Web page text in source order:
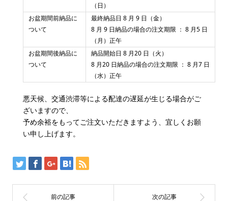
（日）
お盆期間前納品に
ついて
最終納品日 8 月 9 日（金）
8 月 9 日納品の場合の注文期限 ： 8 月5 日
（月）正午
お盆期間後納品に
ついて
納品開始日 8 月20 日（火）
8 月20 日納品の場合の注文期限 ： 8 月7 日
（水）正午
悪天候、交通渋滞等による配達の遅延が生じる場合がご
ざいますので、
予め余裕をもってご注文いただきますよう、宜しくお願
い申し上げます。